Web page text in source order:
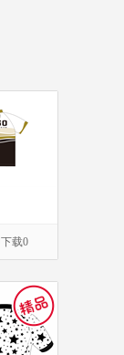
下载0